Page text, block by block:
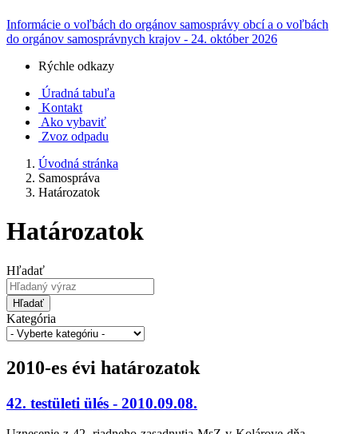
Informácie o voľbách do orgánov samosprávy obcí a o voľbách
do orgánov samosprávnych krajov - 24. október 2026
Rýchle odkazy
Úradná tabuľa
Kontakt
Ako vybaviť
Zvoz odpadu
Úvodná stránka
Samospráva
Határozatok
Határozatok
Hľadať
Hľadať
Kategória
2010-es évi határozatok
42. testületi ülés - 2010.09.08.